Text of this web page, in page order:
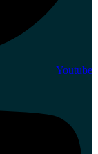
Youtube